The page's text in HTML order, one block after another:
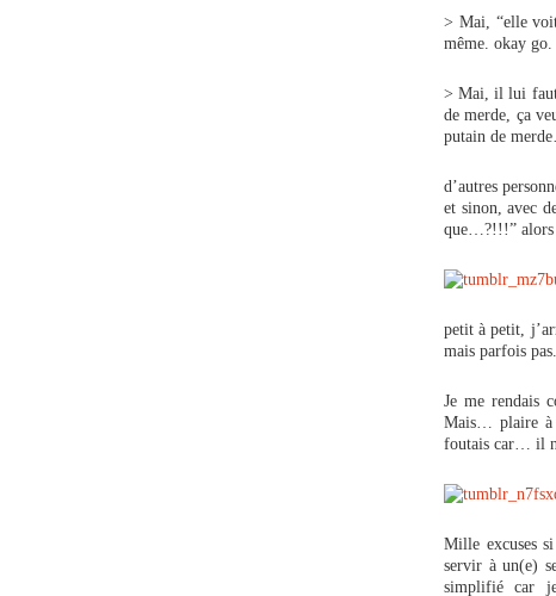
> Mai, “elle
même. okay go.
> Mai, il lui faut
de merde, ça
putain de
d’autres
et sinon, avec
que…?!!!” alors
petit à petit,
mais parfois pas.
Je me rendais
Mais… plaire à
foutais car… il
Mille excuses
servir à un(e)
simplifié car